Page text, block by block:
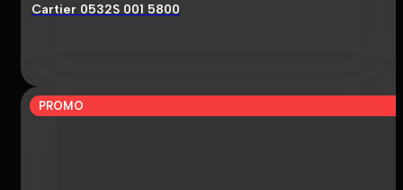
Cartier 0532S 001 5800
PROMO